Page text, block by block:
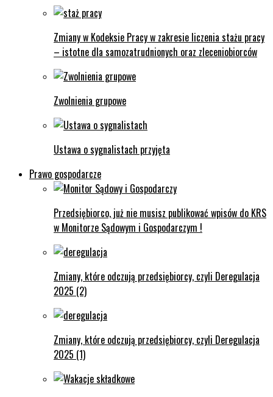
Zmiany w Kodeksie Pracy w zakresie liczenia stażu pracy
– istotne dla samozatrudnionych oraz zleceniobiorców
Zwolnienia grupowe
Ustawa o sygnalistach przyjęta
Prawo gospodarcze
Przedsiębiorco, już nie musisz publikować wpisów do KRS
w Monitorze Sądowym i Gospodarczym !
Zmiany, które odczują przedsiębiorcy, czyli Deregulacja
2025 (2)
Zmiany, które odczują przedsiębiorcy, czyli Deregulacja
2025 (1)